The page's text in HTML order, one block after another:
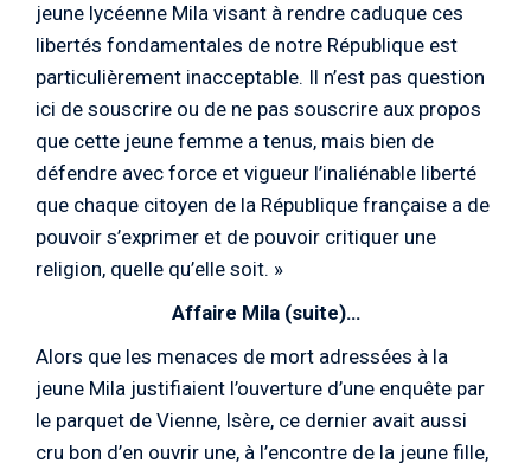
jeune lycéenne Mila visant à rendre caduque ces
libertés fondamentales de notre République est
particulièrement inacceptable. Il n’est pas question
ici de souscrire ou de ne pas souscrire aux propos
que cette jeune femme a tenus, mais bien de
défendre avec force et vigueur l’inaliénable liberté
que chaque citoyen de la République française a de
pouvoir s’exprimer et de pouvoir critiquer une
religion, quelle qu’elle soit. »
Affaire Mila (suite)…
Alors que les menaces de mort adressées à la
jeune Mila justifiaient l’ouverture d’une enquête par
le parquet de Vienne, Isère, ce dernier avait aussi
cru bon d’en ouvrir une, à l’encontre de la jeune fille,